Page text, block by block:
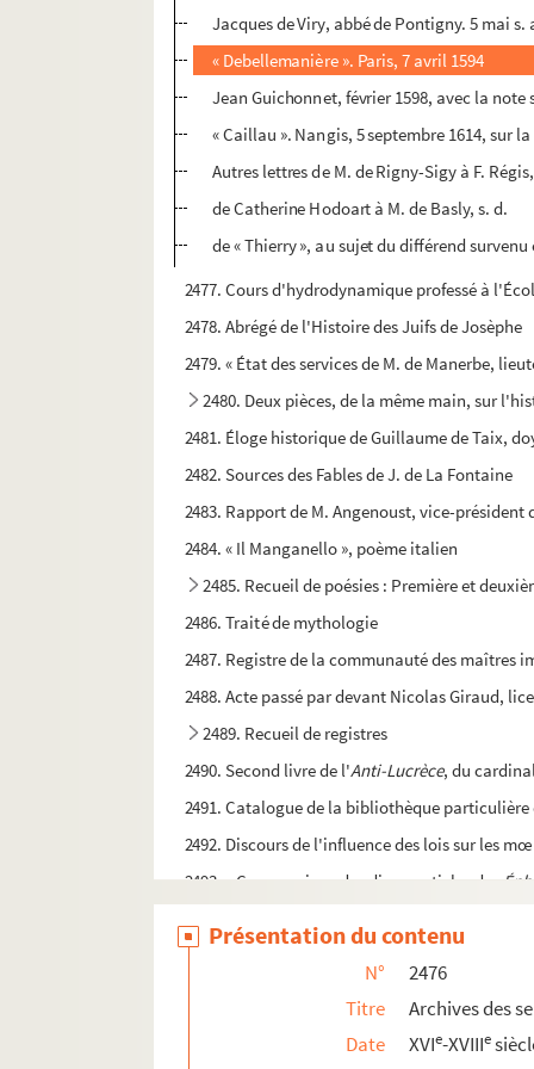
Jacques de Viry, abbé de Pontigny. 5 mai s.
« Debellemanière ». Paris, 7 avril 1594
Jean Guichonnet, février 1598, avec la note
« Caillau ». Nangis, 5 septembre 1614, sur
Autres lettres de M. de Rigny-Sigy à F.
de Catherine Hodoart à M. de Basly, s. d.
de « Thierry », au sujet du différend
2477. Cours d'hydrodynamique professé à
2478. Abrégé de l'Histoire des Juifs de Josèphe
2479. « État des services de M. de Manerbe,
2480. Deux pièces, de la même main, sur
2481. Éloge historique de Guillaume de Taix,
2482. Sources des Fables de J. de La Fontaine
2483. Rapport de M. Angenoust, vice-
2484. « Il Manganello », poème italien
2485. Recueil de poésies : Première et
2486. Traité de mythologie
2487. Registre de la communauté des maîtres
2488. Acte passé par devant Nicolas Giraud,
2489. Recueil de registres
2490. Second livre de l'Anti-Lucrèce, du
2491. Catalogue de la bibliothèque
2492. Discours de l'influence des lois sur les
2493. « Comparaison des divers articles des
2495. Notice sur les jeux chez les Romains, par
Présentation du contenu
N°
2476
Titre
Archives des
Date
XVIe-XVIIIe